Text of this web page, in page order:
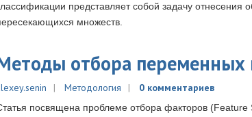
представляет собой задачу отнесения
множеств.
отбора переменных
Методология 0 комментариев
посвящена проблеме отбора факторов